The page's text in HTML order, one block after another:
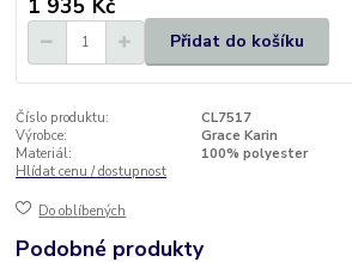
Přidat do košíku
Číslo produktu:
CL7517
Výrobce:
Grace Karin
Materiál:
100% polyester
Hlídat cenu / dostupnost
Do oblíbených
Podobné produkty